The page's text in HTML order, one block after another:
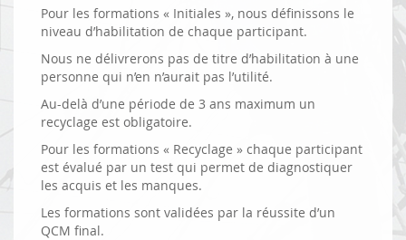
Pour les formations « Initiales », nous définissons le
niveau d’habilitation de chaque participant.
Nous ne délivrerons pas de titre d’habilitation à une
personne qui n’en n’aurait pas l’utilité.
Au-delà d’une période de 3 ans maximum un
recyclage est obligatoire.
Pour les formations « Recyclage » chaque participant
est évalué par un test qui permet de diagnostiquer
les acquis et les manques.
Les formations sont validées par la réussite d’un
QCM final.